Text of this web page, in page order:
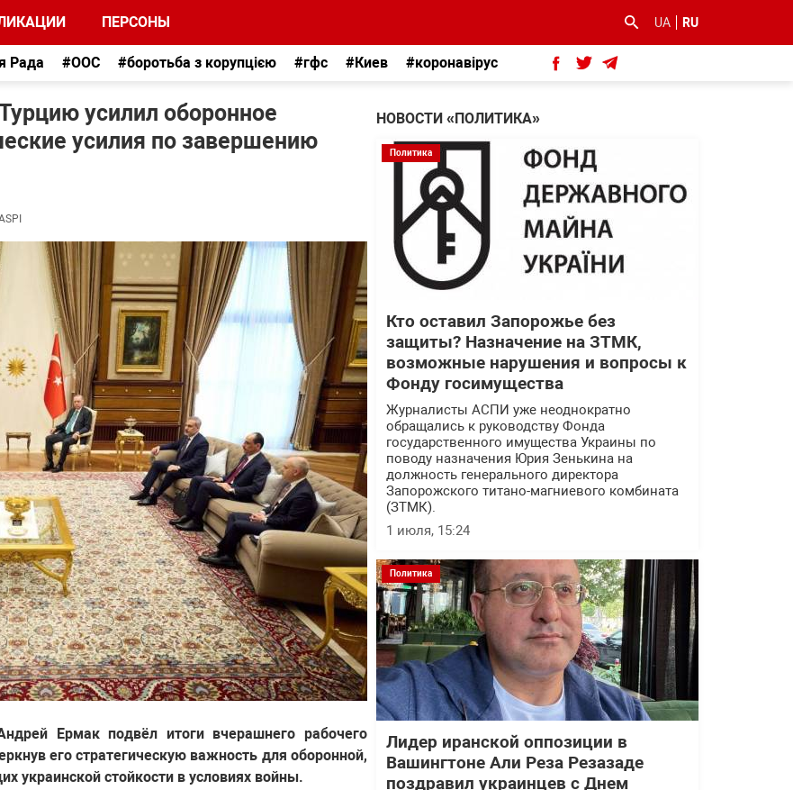
ПЕРСОНЫ UA RU
Рада #ООС #боротьба з корупцією #гфс #Киев #коронавірус
усилил оборонное
усилия по завершению
Ермак подвёл итоги вчерашнего рабочего
его стратегическую важность для оборонной,
украинской стойкости в условиях войны.
НОВОСТИ «ПОЛИТИКА»
Политика
Кто оставил Запорожье без
защиты? Назначение на ЗТМК,
возможные нарушения и вопросы к
Фонду госимущества
Журналисты АСПИ уже неоднократно
обращались к руководству Фонда
государственного имущества Украины по
поводу назначения Юрия Зенькина на
должность генерального директора
Запорожского титано-магниевого комбината
(ЗТМК).
1 июля, 15:24
Политика
Лидер иранской оппозиции в
Вашингтоне Али Реза Резазаде
поздравил украинцев с Днем